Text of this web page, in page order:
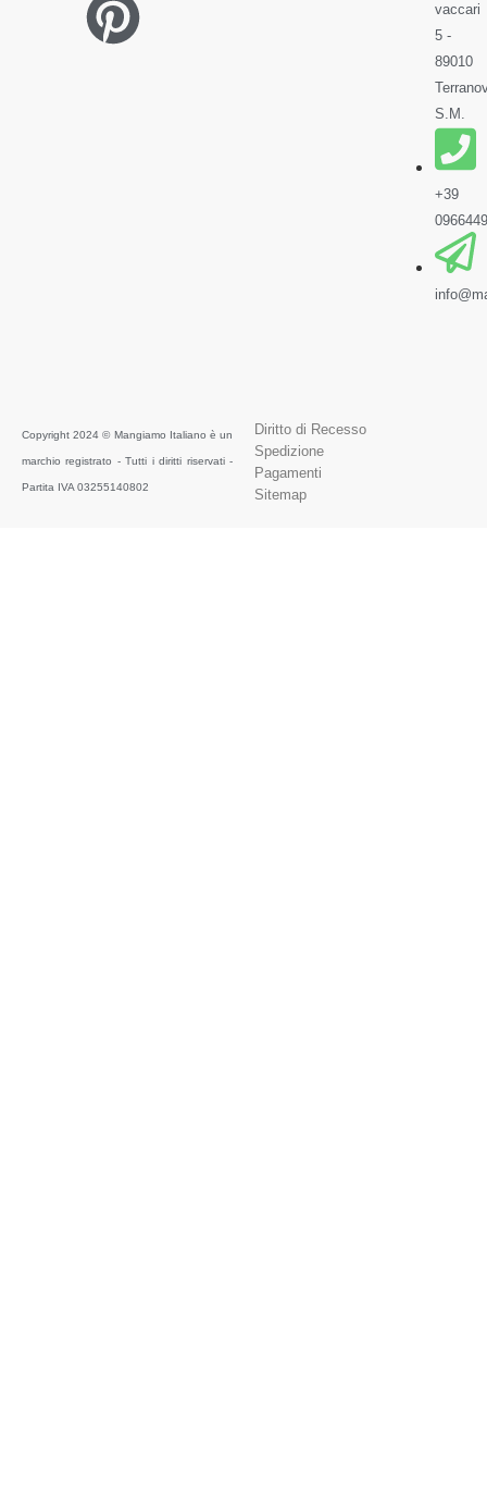
vaccari
5 -
89010
S.M.
+39
Copyright 2024 © Mangiamo Italiano è un
marchio registrato - Tutti i diritti riservati -
Partita IVA 03255140802
Diritto di Recesso
Spedizione
Pagamenti
Sitemap